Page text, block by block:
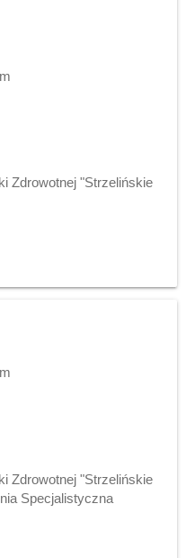
Zdrowotnej "Strzelińskie
Zdrowotnej "Strzelińskie
Specjalistyczna